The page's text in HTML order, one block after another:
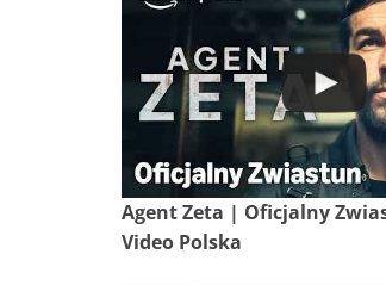
Agent Zeta | Oficjalny
Video Polska